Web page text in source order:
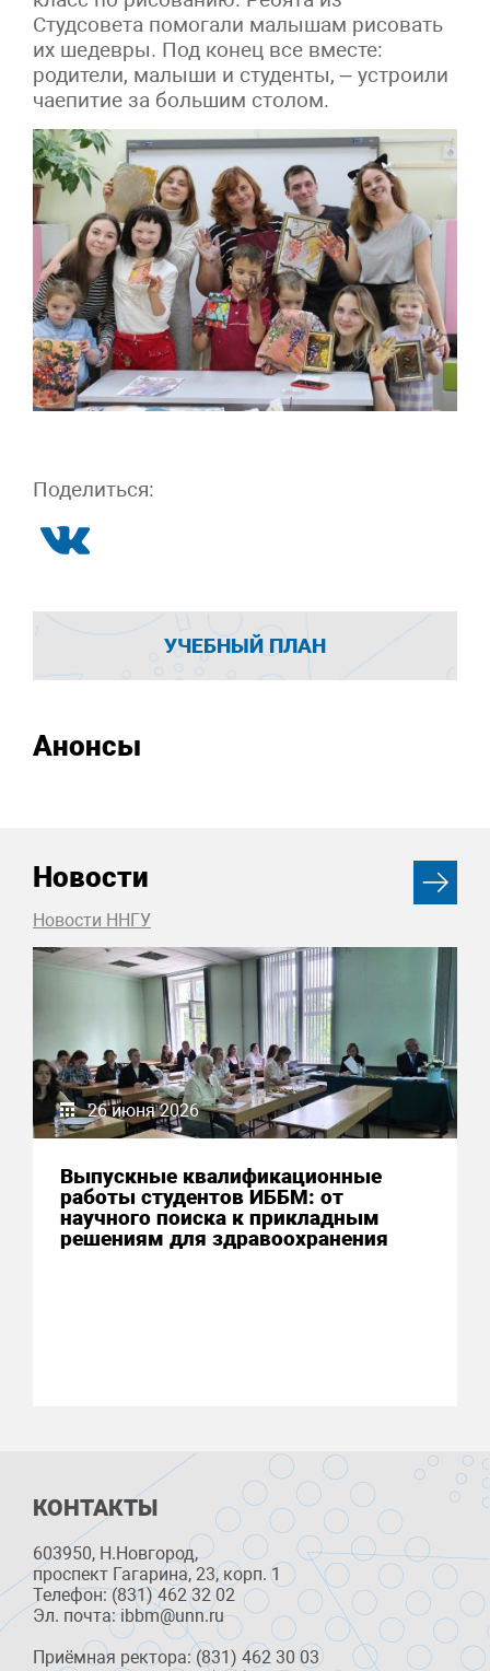
Студсовета помогали малышам рисовать
их шедевры. Под конец все вместе:
родители, малыши и студенты, – устроили
чаепитие за большим столом.
Поделиться:
УЧЕБНЫЙ ПЛАН
Анонсы
Новости
Новости ННГУ
26 июня 2026
Выпускные квалификационные
работы студентов ИББМ: от
научного поиска к прикладным
решениям для здравоохранения
КОНТАКТЫ
603950, Н.Новгород,
проспект Гагарина, 23, корп. 1
Телефон: (831) 462 32 02
Эл. почта: ibbm@unn.ru
Приёмная ректора: (831) 462 30 03